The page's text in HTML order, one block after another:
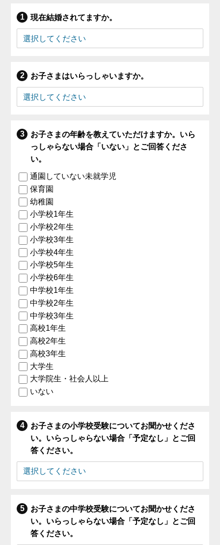
現在結婚されてますか。
お子さまはいらっしゃいますか。
お子さまの年齢を教えていただけますか。いら
っしゃらない場合「いない」とご回答くださ
い。
通園していない未就学児
保育園
幼稚園
小学校1年生
小学校2年生
小学校3年生
小学校4年生
小学校5年生
小学校6年生
中学校1年生
中学校2年生
中学校3年生
高校1年生
高校2年生
高校3年生
大学生
大学院生・社会人以上
いない
お子さまの小学校受験についてお聞かせくださ
い。いらっしゃらない場合「予定なし」とご回
答ください。
お子さまの中学校受験についてお聞かせくださ
い。いらっしゃらない場合「予定なし」とご回
答ください。